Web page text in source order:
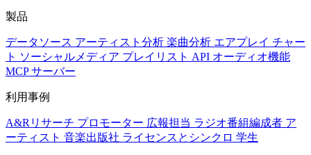
製品
データソース アーティスト分析 楽曲分析 エアプレイ チャー
ト ソーシャルメディア プレイリスト API オーディオ機能
MCP サーバー
利用事例
A&Rリサーチ プロモーター 広報担当 ラジオ番組編成者 ア
ーティスト 音楽出版社 ライセンスとシンクロ 学生